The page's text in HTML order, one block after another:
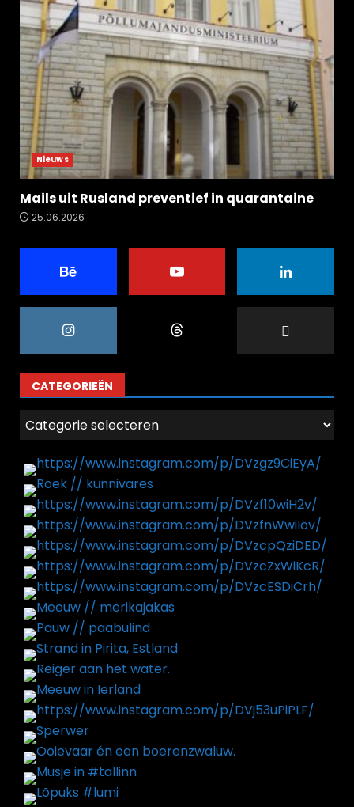
Nieuws
Mails uit Rusland preventief in quarantaine
25.06.2026
CATEGORIEËN
Categorieën